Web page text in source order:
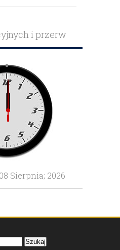
i przerw
Sierpnia; 2026